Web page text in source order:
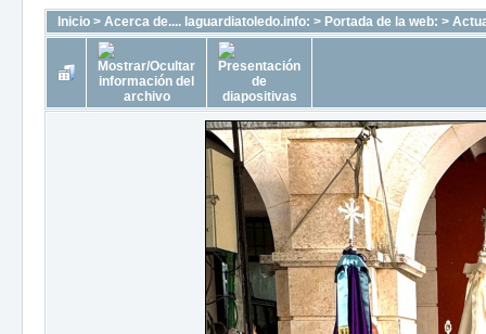
Inicio > Acerca de.... laguardiatoledo.info: > Portada de la web: >